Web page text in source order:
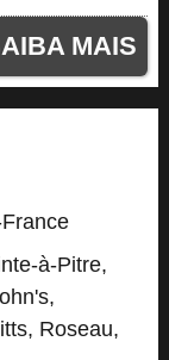
MAIS
à-Pitre,
Roseau,